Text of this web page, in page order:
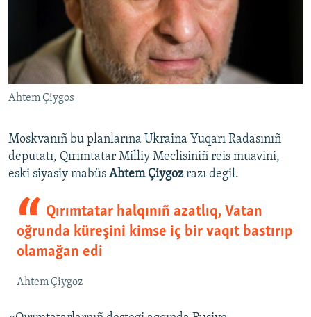
Ahtem Çiygos
Moskvanıñ bu planlarına Ukraina Yuqarı Radasınıñ
deputatı, Qırımtatar Milliy Meclisiniñ reis muavini,
eski siyasiy mabüs Ahtem Çiygozrazı degil.
Qırımtatar halqınıñ azatlıq, Vatan
oğrunda küreşini kimse iç bir vaqıt bastırıp
olamağan edi
Ahtem Çiygoz